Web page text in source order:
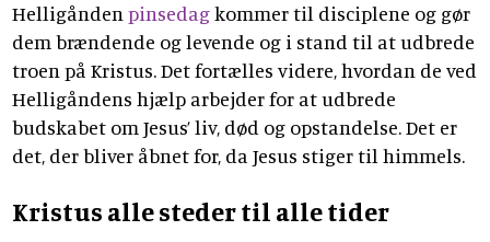
Helligånden pinsedagkommer til disciplene og gør
dem brændende og levende og i stand til at udbrede
troen på Kristus. Det fortælles videre, hvordan de ved
Helligåndens hjælp arbejder for at udbrede
budskabet om Jesus’ liv, død og opstandelse. Det er
det, der bliver åbnet for, da Jesus stiger til himmels.
Kristus alle steder til alle tider